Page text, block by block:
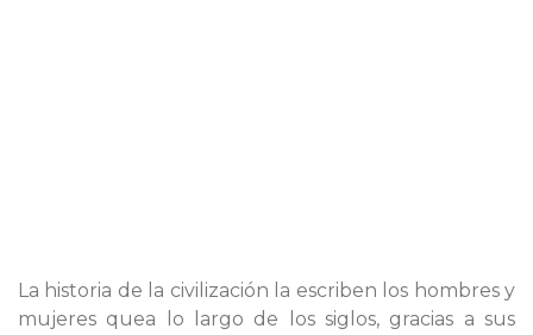
La historia de la civilización la escriben los hombres y
mujeres quea lo largo de los siglos, gracias a sus